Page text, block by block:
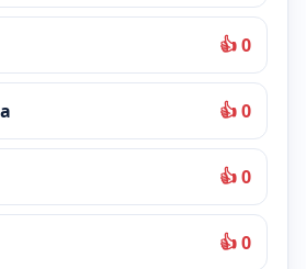
👍 0
👍 0
👍 0
👍 0